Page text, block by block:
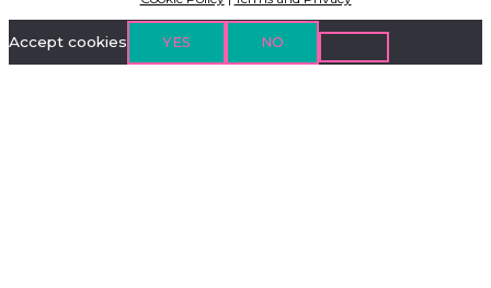
Accept cookies YES NO